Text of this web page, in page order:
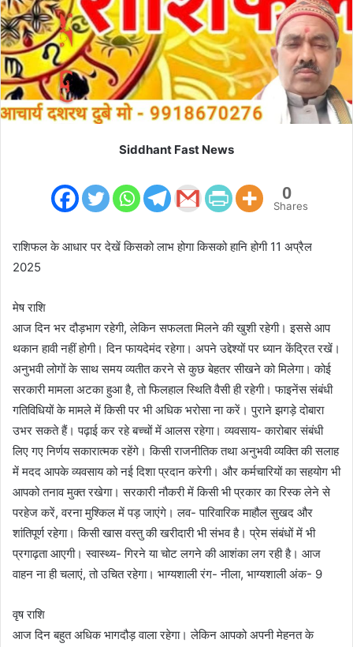
m
a
i
l
Siddhant Fast News
0
Shares
राशिफल के आधार पर देखें किसको लाभ होगा किसको हानि होगी 11 अप्रैल
2025
मेष राशि
आज दिन भर दौड़भाग रहेगी, लेकिन सफलता मिलने की खुशी रहेगी। इससे आप
थकान हावी नहीं होगी। दिन फायदेमंद रहेगा। अपने उद्देश्यों पर ध्यान केंद्रित रखें।
अनुभवी लोगों के साथ समय व्यतीत करने से कुछ बेहतर सीखने को मिलेगा। कोई
सरकारी मामला अटका हुआ है, तो फिलहाल स्थिति वैसी ही रहेगी। फाइनेंस संबंधी
गतिविधियों के मामले में किसी पर भी अधिक भरोसा ना करें। पुराने झगड़े दोबारा
उभर सकते हैं। पढ़ाई कर रहे बच्चों में आलस रहेगा। व्यवसाय- कारोबार संबंधी
लिए गए निर्णय सकारात्मक रहेंगे। किसी राजनीतिक तथा अनुभवी व्यक्ति की सलाह
में मदद आपके व्यवसाय को नई दिशा प्रदान करेगी। और कर्मचारियों का सहयोग भी
आपको तनाव मुक्त रखेगा। सरकारी नौकरी में किसी भी प्रकार का रिस्क लेने से
परहेज करें, वरना मुश्किल में पड़ जाएंगे। लव- पारिवारिक माहौल सुखद और
शांतिपूर्ण रहेगा। किसी खास वस्तु की खरीदारी भी संभव है। प्रेम संबंधों में भी
प्रगाढ़ता आएगी। स्वास्थ्य- गिरने या चोट लगने की आशंका लग रही है। आज
वाहन ना ही चलाएं, तो उचित रहेगा। भाग्यशाली रंग- नीला, भाग्यशाली अंक- 9
वृष राशि
आज दिन बहुत अधिक भागदौड़ वाला रहेगा। लेकिन आपको अपनी मेहनत के